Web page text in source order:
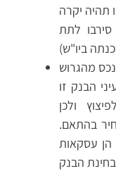
תהיה יקרה
לתת
מהגרוש
הבנק זו
ולכן
בהתאם.
הן עסקאות